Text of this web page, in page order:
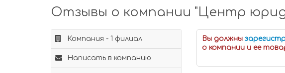
Отзывы о компании "Центр
Компания - 1 филиал
Написать в компанию
Вы должны
о компании и ее